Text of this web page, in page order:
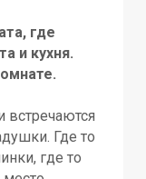
где
и кухня.
встречаются
Где то
где то